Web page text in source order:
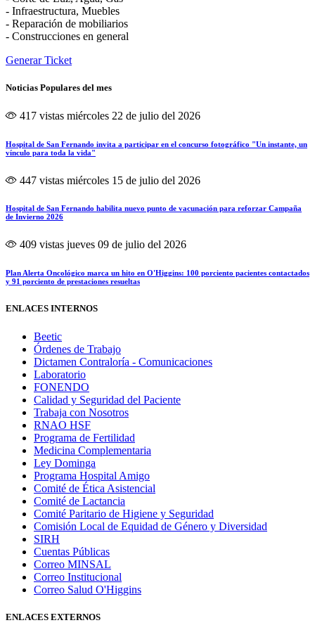
- Infraestructura, Muebles
- Reparación de mobiliarios
- Construcciones en general
Generar Ticket
Noticias Populares del mes
417 vistas miércoles 22 de julio del 2026
Hospital de San Fernando invita a participar en el concurso fotográfico "Un instante, un
vínculo para toda la vida"
447 vistas miércoles 15 de julio del 2026
Hospital de San Fernando habilita nuevo punto de vacunación para reforzar Campaña
de Invierno 2026
409 vistas jueves 09 de julio del 2026
Plan Alerta Oncológico marca un hito en O'Higgins: 100 porciento pacientes contactados
y 91 porciento de prestaciones resueltas
ENLACES INTERNOS
Beetic
Órdenes de Trabajo
Dictamen Contraloría - Comunicaciones
Laboratorio
FONENDO
Calidad y Seguridad del Paciente
Trabaja con Nosotros
RNAO HSF
Programa de Fertilidad
Medicina Complementaria
Ley Dominga
Programa Hospital Amigo
Comité de Ética Asistencial
Comité de Lactancia
Comité Paritario de Higiene y Seguridad
Comisión Local de Equidad de Género y Diversidad
SIRH
Cuentas Públicas
Correo MINSAL
Correo Institucional
Correo Salud O'Higgins
ENLACES EXTERNOS